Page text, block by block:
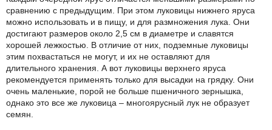
сравнению с предыдущим. При этом луковицы нижнего яруса
можно использовать и в пищу, и для размножения лука. Они
достигают размеров около 2,5 см в диаметре и славятся
хорошей лежкостью. В отличие от них, подземные луковицы
этим похвастаться не могут, и их не оставляют для
длительного хранения. А вот луковицы верхнего яруса
рекомендуется применять только для высадки на грядку. Они
очень маленькие, порой не больше пшеничного зернышка,
однако это все же луковица – многоярусный лук не образует
семян.